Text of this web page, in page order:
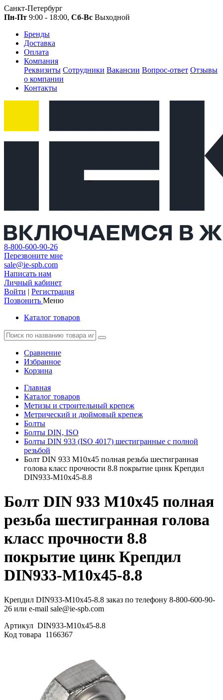
Санкт-Петербург
Пн-Пт 9:00 - 18:00, Сб-Вс Выходной
Бренды
Доставка
Оплата
Компания
Реквизиты Сотрудники Вакансии Вопрос-ответ Отзывы
о компании
Контакты
8-800-600-90-26
Перезвоните мне
sale@ie-spb.com
Написать нам
Личный кабинет
Войти | Регистрация
Позвонить Меню
Каталог товаров
Сравнение
Избранное
Корзина
Главная
Каталог товаров
Метизы и строительный крепеж
Метрический и дюймовый крепеж
Болты
Болты DIN, ISO
Болты DIN 933 (ISO 4017) шестигранные с полной
резьбой
Болт DIN 933 М10х45 полная резьба шестигранная
голова класс прочности 8.8 покрытие цинк Крепдил
DIN933-М10х45-8.8
Болт DIN 933 М10х45 полная
резьба шестигранная голова
класс прочности 8.8
покрытие цинк Крепдил
DIN933-М10х45-8.8
Крепдил DIN933-М10х45-8.8 заказ по телефону 8-800-600-90-
26 или e-mail sale@ie-spb.com
Артикул DIN933-М10х45-8.8
Код товара 1166367